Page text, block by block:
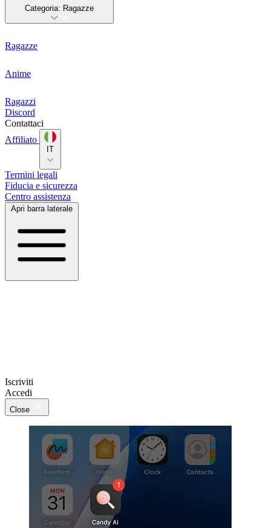
Categoria: Ragazze
Ragazze
Anime
Ragazzi
Discord
Contattaci
Affiliato
IT
Termini legali
Fiducia e sicurezza
Centro assistenza
Apri barra laterale
Iscriviti
Accedi
Close